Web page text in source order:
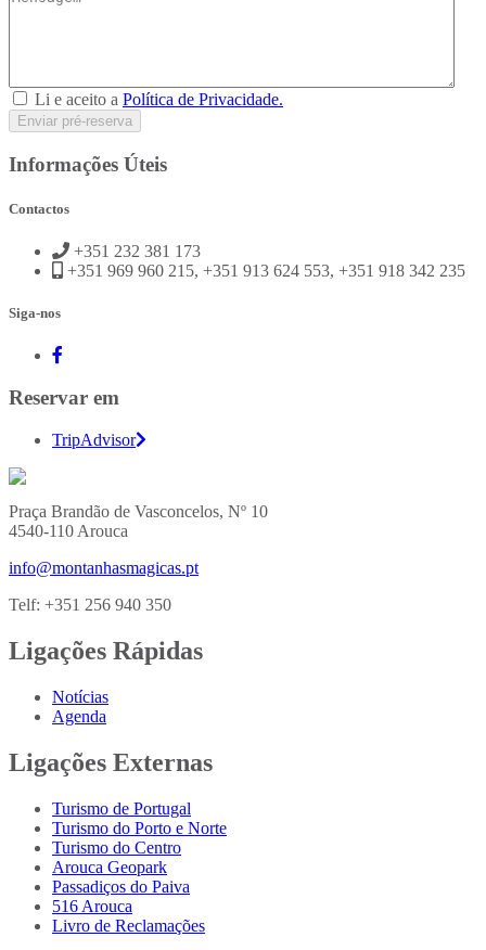
Li e aceito a Política de Privacidade.
Enviar pré-reserva
Informações Úteis
Contactos
+351 232 381 173
+351 969 960 215, +351 913 624 553, +351 918 342 235
Siga-nos
Reservar em
TripAdvisor
Praça Brandão de Vasconcelos, Nº 10
4540-110 Arouca
info@montanhasmagicas.pt
Telf: +351 256 940 350
Ligações Rápidas
Notícias
Agenda
Ligações Externas
Turismo de Portugal
Turismo do Porto e Norte
Turismo do Centro
Arouca Geopark
Passadiços do Paiva
516 Arouca
Livro de Reclamações